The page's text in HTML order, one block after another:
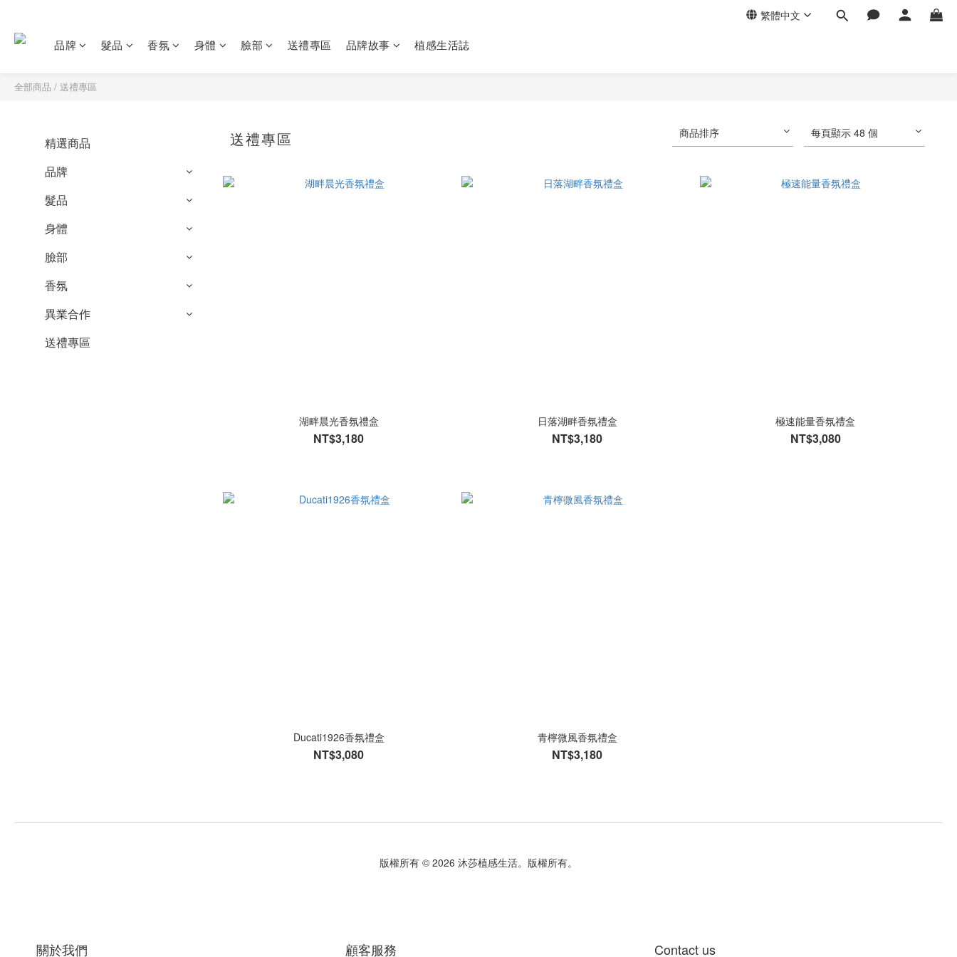
繁體中文
品牌 髮品 香氛 身體 臉部 送禮專區 品牌故事 植感生活誌
全部商品 / 送禮專區
精選商品
品牌
髮品
身體
臉部
香氛
異業合作
送禮專區
送禮專區 商品排序 每頁顯示 48 個
湖畔晨光香氛禮盒
NT$3,180
日落湖畔香氛禮盒
NT$3,180
極速能量香氛禮盒
NT$3,080
Ducati1926香氛禮盒
NT$3,080
青檸微風香氛禮盒
NT$3,180
版權所有 © 2026 沐莎植感生活。版權所有。
關於我們 顧客服務 Contact us